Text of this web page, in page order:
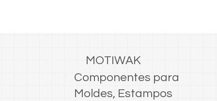
Componentes para
Moldes, Estampos
MOTIWAK